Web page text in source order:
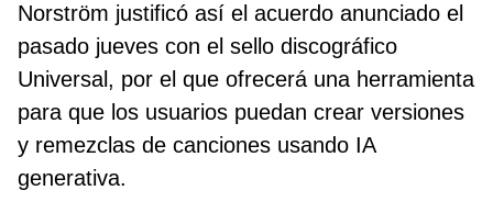
Norström justificó así el acuerdo anunciado el
pasado jueves con el sello discográfico
Universal, por el que ofrecerá una herramienta
para que los usuarios puedan crear versiones
y remezclas de canciones usando IA
generativa.